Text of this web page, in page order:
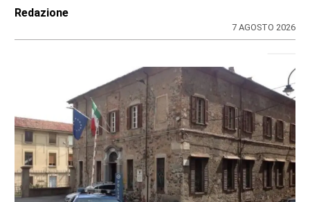
Redazione
7 AGOSTO 2026